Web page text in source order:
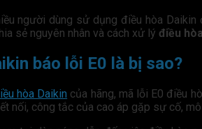
người dùng sử dụng điều hòa
sẻ nguyên nhân và cách xử lý điều
báo lỗi E0 là bị sao?
hòa Daikin của hãng, mã lỗi E0 điều
nối, công tắc của cao áp gặp sự cố,